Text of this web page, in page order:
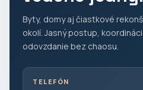
Byty, domy aj čiastkové
okolí. Jasný postup,
odovzdanie bez chaosu.
TELEFÓN